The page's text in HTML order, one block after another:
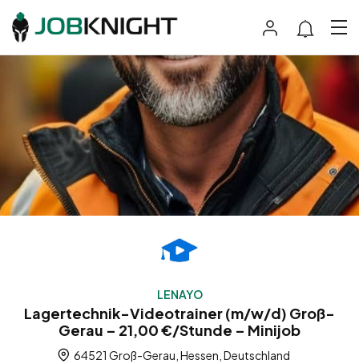
LENAYO
Lagertechnik-Videotrainer (m/w/d) Groß-
Gerau – 21,00 €/Stunde – Minijob
64521 Groß-Gerau, Hessen, Deutschland